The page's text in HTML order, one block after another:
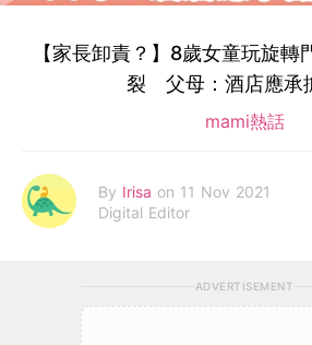
【家長卸責？】8歲女童玩旋轉
裂 父母：酒店應承
mami熱話
By Irisa on 11 Nov 2021
Digital Editor
ADVERTISEMENT